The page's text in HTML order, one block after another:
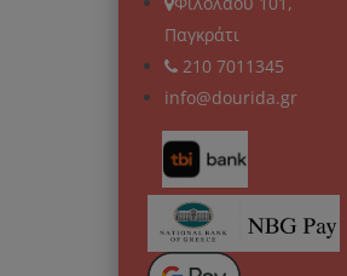
Παγκράτι
210 7011345
info@dourida.gr